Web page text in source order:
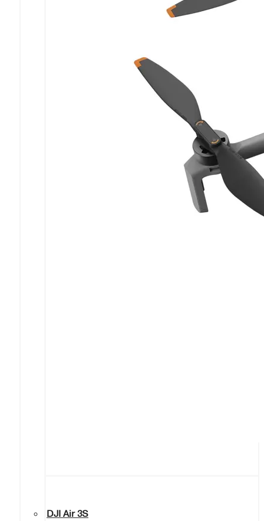
DJI Air 3S